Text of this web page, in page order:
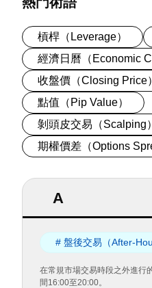
槓桿（Leverage）
經濟日曆（Economic
收盤價（Closing Price）
點值（Pip Value）
剝頭皮交易（Scalping）
期權價差（Options
A
# 盤後交易（After-
在常規市場交易時段之外進行
間16:00至20:00。